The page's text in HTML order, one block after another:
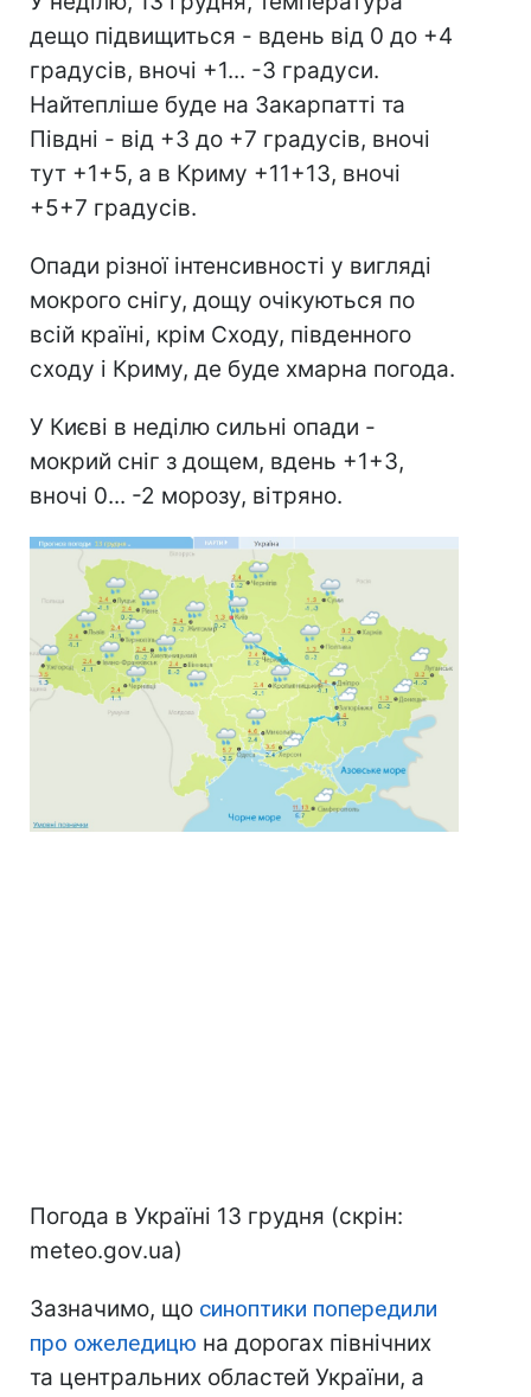
дещо підвищиться - вдень від 0 до +4
градусів, вночі +1... -3 градуси.
Найтепліше буде на Закарпатті та
Півдні - від +3 до +7 градусів, вночі
тут +1+5, а в Криму +11+13, вночі
+5+7 градусів.
Опади різної інтенсивності у вигляді
мокрого снігу, дощу очікуються по
всій країні, крім Сходу, південного
сходу і Криму, де буде хмарна погода.
У Києві в неділю сильні опади -
мокрий сніг з дощем, вдень +1+3,
вночі 0... -2 морозу, вітряно.
Погода в Україні 13 грудня (скрін:
meteo.gov.ua)
Зазначимо, що синоптики попередили
про ожеледицю на дорогах північних
та центральних областей України, а